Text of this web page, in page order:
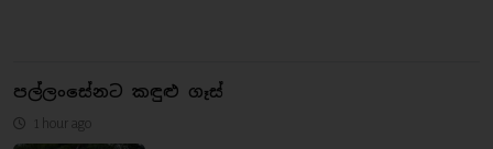
පල්ලංසේනට කඳුළු ගෑස්
1 hour ago